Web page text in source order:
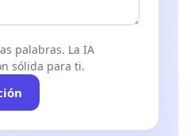
palabras. La IA
sólida para ti.